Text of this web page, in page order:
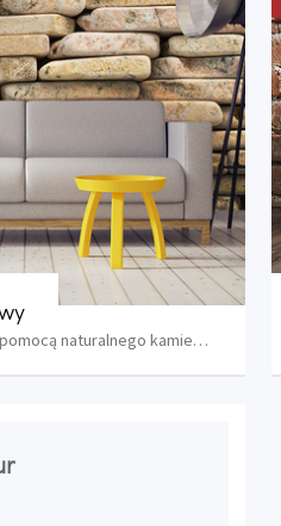
Zdobienie wnętrza za pomocą naturalnego kamieni...